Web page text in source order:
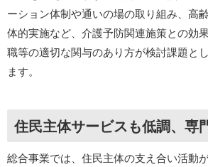
ーション体制や通いの場の取り組み、高
体的実施など、介護予防関連施策との効
職等の適切な関与のあり方が検討課題と
ます。
住民主体サービスも低調、専
総合事業では、住民主体の支え合い活動